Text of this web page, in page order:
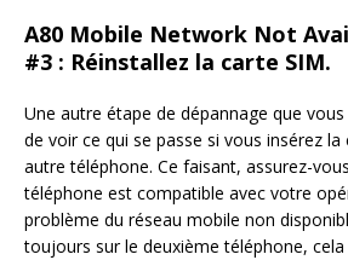
A80 Mobile Network Not
#3 : Réinstallez la carte SIM.
Une autre étape de dépannage que
de voir ce qui se passe si vous insérez la
autre téléphone. Ce faisant, assurez-
téléphone est compatible avec votre
problème du réseau mobile non
toujours sur le deuxième téléphone, cela